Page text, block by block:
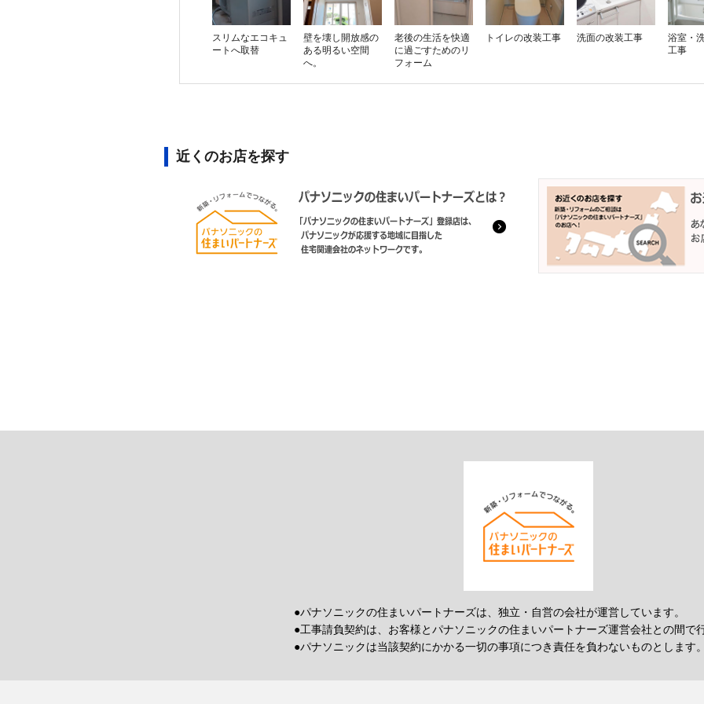
スリムなエコキュ
ートへ取替
壁を壊し開放感の
ある明るい空間
へ。
老後の生活を快適
に過ごすためのリ
フォーム
トイレの改装工事 洗面の改装工事
浴室・
工事
近くのお店を探す
●パナソニックの住まいパートナーズは、独立・自営の会社が運営しています。
●工事請負契約は、お客様とパナソニックの住まいパートナーズ運営会社との間で
●パナソニックは当該契約にかかる一切の事項につき責任を負わないものとします。